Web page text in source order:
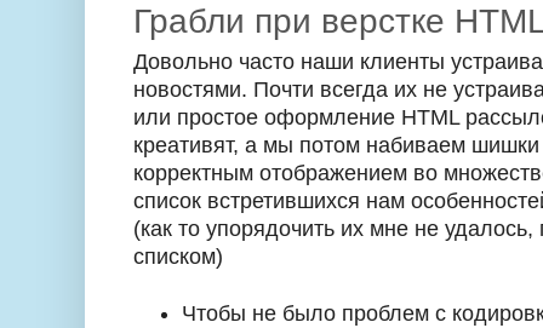
Грабли при верстке
Довольно часто наши клиенты
новостями. Почти всегда их не
или простое оформление HTML
креативят, а мы потом набиваем шишки
корректным отображением во
список встретившихся нам
(как то упорядочить их мне не
списком)
Чтобы не было проблем с